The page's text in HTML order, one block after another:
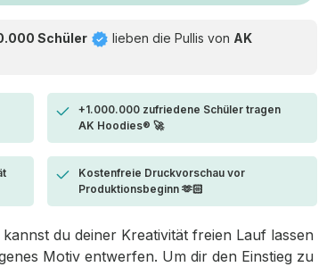
Schüler lieben die Pullis von AK
+1.000.000 zufriedene Schüler tragen
AK Hoodies® 🚀
Kostenfreie Druckvorschau vor
Produktionsbeginn 🫶🏻
kannst du deiner Kreativität freien Lauf lassen
Motiv entwerfen. Um dir den Einstieg zu